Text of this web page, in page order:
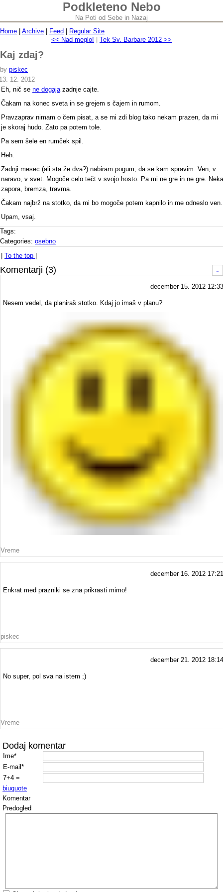
Podkleteno Nebo
Na Poti od Sebe in Nazaj
Home
Archive Feed
Regular Site
<< Nad meglo!
Tek Sv. Barbare 2012 >>
Kaj zdaj?
by piskec
12. 2012
Eh, nič se ne dogajazadnje cajte.
Čakam na konec sveta in se grejem s čajem in rumom.
Pravzaprav nimam o čem pisat, a se mi zdi blog tako nekam prazen, da mi
je skoraj hudo. Zato pa potem tole.
Pa sem šele en rumček spil.
Heh.
Zadnji mesec (ali sta že dva?) nabiram pogum, da se kam spravim. Ven, v
naravo, v svet. Mogoče celo tečt v svojo hosto. Pa mi ne gre in ne gre. Neka
zapora, bremza, travma.
Čakam najbrž na stotko, da mi bo mogoče potem kapnilo in me odneslo ven.
Upam, vsaj.
Tags:
Categories: osebno
To the top
Komentarji (3) -
december 15. 2012 12:33
Nesem vedel, da planiraš stotko. Kdaj jo imaš v planu?
Vreme
december 16. 2012 17:21
Enkrat med prazniki se zna prikrasti mimo!
piskec
december 21. 2012 18:14
No super, pol sva na istem ;)
Vreme
Dodaj komentar
Ime*
E-mail*
7+4 =
biuquote
Komentar
Predogled